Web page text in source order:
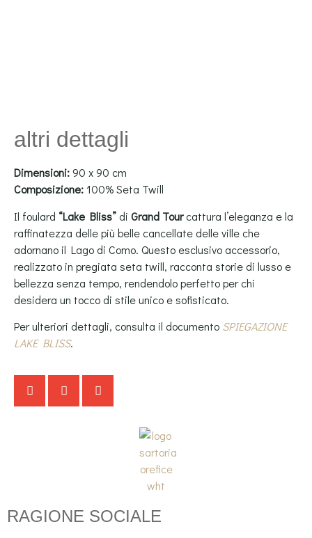
altri dettagli
Dimensioni:90 x 90 cm
Composizione:100% Seta Twill
Il foulard “Lake Bliss” di Grand Tourcattura l’eleganza e la
raffinatezza delle più belle cancellate delle ville che
adornano il Lago di Como. Questo esclusivo accessorio,
realizzato in pregiata seta twill, racconta storie di lusso e
bellezza senza tempo, rendendolo perfetto per chi
desidera un tocco di stile unico e sofisticato.
Per ulteriori dettagli, consulta il documento SPIEGAZIONE
LAKE BLISS.
RAGIONE SOCIALE